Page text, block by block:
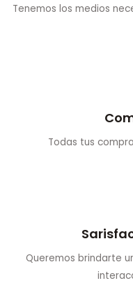
Tenemos los medios
Todas tus
Queremos brindarte